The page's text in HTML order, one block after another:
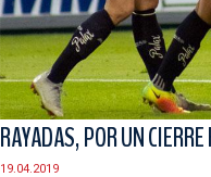
RAYADAS, POR UN
19.04.2019